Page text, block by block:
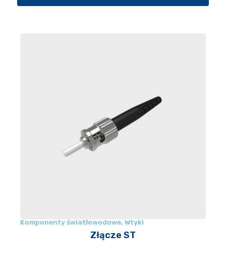
Komponenty światłowodowe, Wtyki
Złącze ST